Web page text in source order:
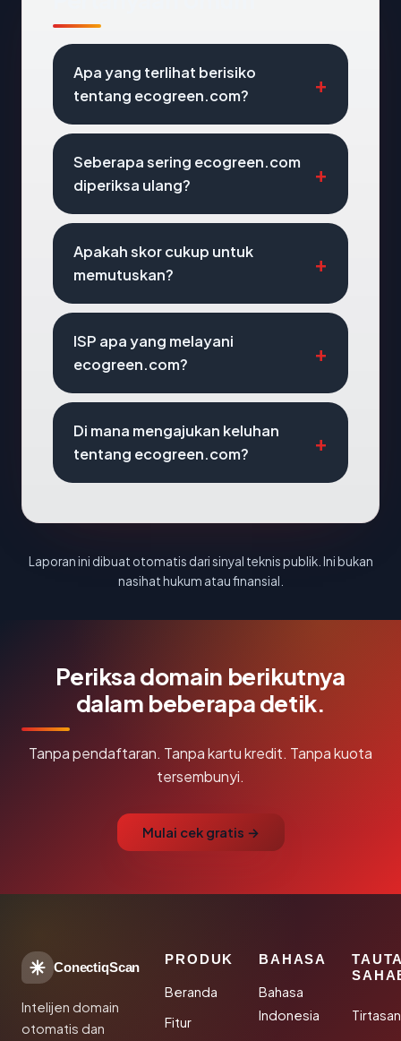
Apa yang terlihat berisiko
tentang ecogreen.com?
Seberapa sering ecogreen.com
diperiksa ulang?
Apakah skor cukup untuk
memutuskan?
ISP apa yang melayani
ecogreen.com?
Di mana mengajukan keluhan
tentang ecogreen.com?
Laporan ini dibuat otomatis dari sinyal teknis publik. Ini bukan
nasihat hukum atau finansial.
Periksa domain berikutnya
dalam beberapa detik.
Tanpa pendaftaran. Tanpa kartu kredit. Tanpa kuota
tersembunyi.
Mulai cek gratis →
ConectiqScan
Intelijen domain
otomatis dan
PRODUK
Beranda
Fitur
BAHASA
Bahasa
Indonesia